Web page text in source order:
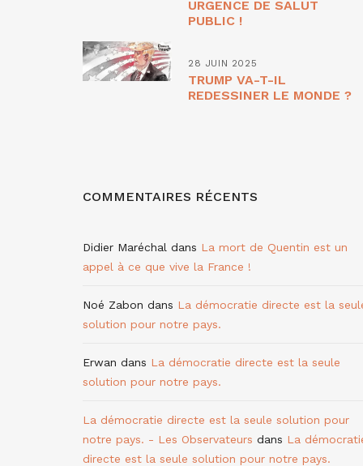
URGENCE DE SALUT
PUBLIC !
28 JUIN 2025
TRUMP VA-T-IL
REDESSINER LE MONDE ?
COMMENTAIRES RÉCENTS
Didier Maréchal dans La mort de Quentin est un
appel à ce que vive la France !
Noé Zabon dans La démocratie directe est la
solution pour notre pays.
Erwan dans La démocratie directe est la seule
solution pour notre pays.
La démocratie directe est la seule solution pour
notre pays. - Les Observateurs dans La
directe est la seule solution pour notre pays.